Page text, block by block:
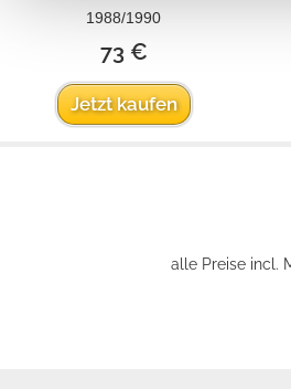
1988/1990
73 €
Jetzt kaufen
alle Preise incl.